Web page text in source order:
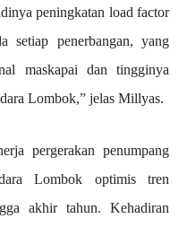
peningkatan load factor
setiap penerbangan, yang
maskapai dan tingginya
Lombok,” jelas Millyas.
pergerakan penumpang
Lombok optimis tren
akhir tahun. Kehadiran